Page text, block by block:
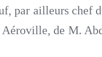
par ailleurs chef
de M.